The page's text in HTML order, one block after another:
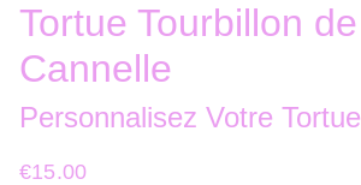
Tortue Tourbillon de
Cannelle
Personnalisez Votre Tortue
€15.00